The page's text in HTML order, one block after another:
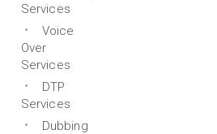
Services
Voice
Over
Services
DTP
Services
Dubbing